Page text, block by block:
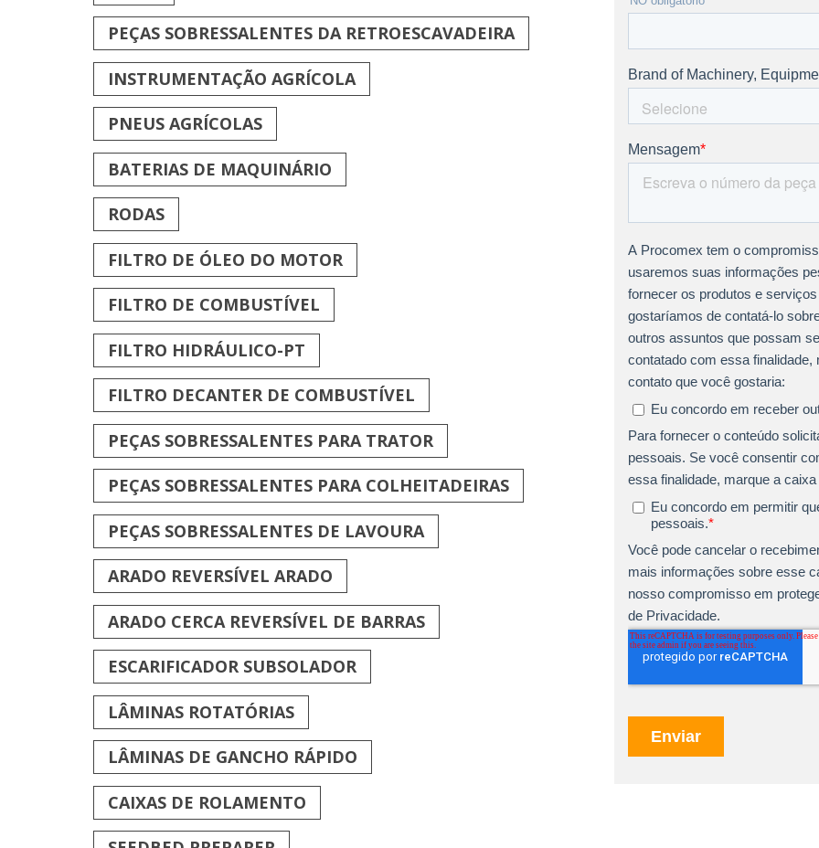
PEÇAS SOBRESSALENTES DA RETROESCAVADEIRA
INSTRUMENTAÇÃO AGRÍCOLA
PNEUS AGRÍCOLAS
BATERIAS DE MAQUINÁRIO
RODAS
FILTRO DE ÓLEO DO MOTOR
FILTRO DE COMBUSTÍVEL
FILTRO HIDRÁULICO-PT
FILTRO DECANTER DE COMBUSTÍVEL
PEÇAS SOBRESSALENTES PARA TRATOR
PEÇAS SOBRESSALENTES PARA COLHEITADEIRAS
PEÇAS SOBRESSALENTES DE LAVOURA
ARADO REVERSÍVEL ARADO
ARADO CERCA REVERSÍVEL DE BARRAS
ESCARIFICADOR SUBSOLADOR
LÂMINAS ROTATÓRIAS
LÂMINAS DE GANCHO RÁPIDO
CAIXAS DE ROLAMENTO